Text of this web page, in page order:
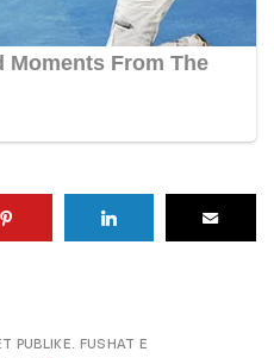
PUBLIKE. FUSHAT E